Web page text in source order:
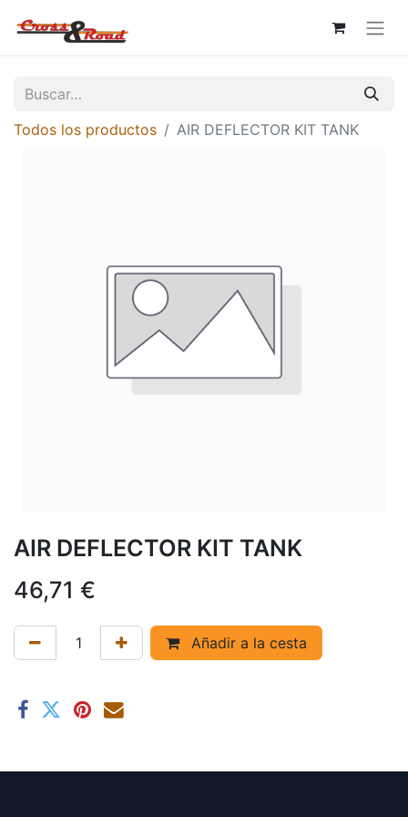
Todos los productos AIR DEFLECTOR KIT TANK
AIR DEFLECTOR KIT TANK
46,71 €
Añadir a la cesta